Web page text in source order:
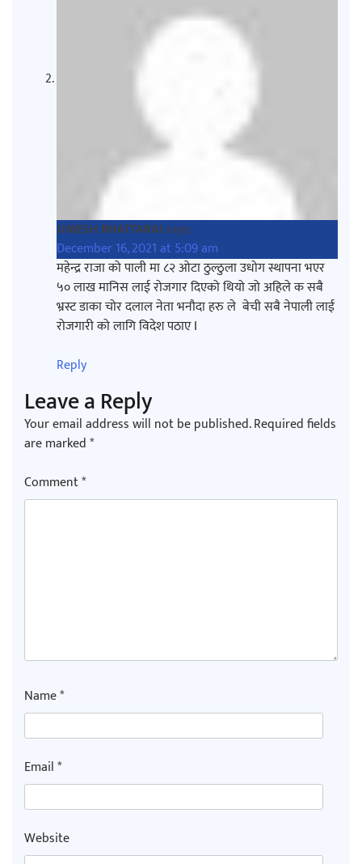
UMESH BHATTARAIsays:
December 16, 2021 at 5:09 am
महेन्द्र राजा को पाली मा ८२ ओटा ठुल्ठुला उधोग स्थापना भएर
५० लाख मानिस लाई रोजगार दिएको थियो जो अहिले क सबै
भ्रस्ट डाका चोर दलाल नेता भनौदा हरु ले बेची सबै नेपाली लाई
रोजगारी को लागि विदेश पठाए I
Reply
Leave a Reply
Your email address will not be published.Required fields
are marked*
Comment*
Name*
Email*
Website